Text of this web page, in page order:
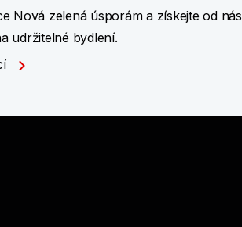
Nová zelená úsporám a získejte od nás
udržitelné bydlení.